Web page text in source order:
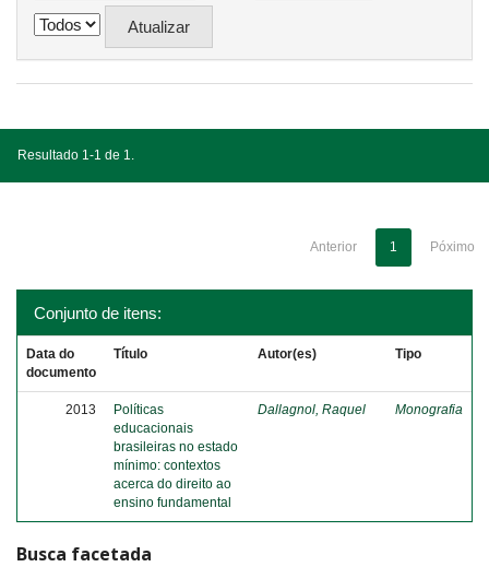
Resultado 1-1 de 1.
Anterior 1 Póximo
Conjunto de itens:
Data do
documento
Título Autor(es) Tipo
2013
Políticas
educacionais
brasileiras no estado
mínimo: contextos
acerca do direito ao
ensino fundamental
Dallagnol, Raquel Monografia
Busca facetada